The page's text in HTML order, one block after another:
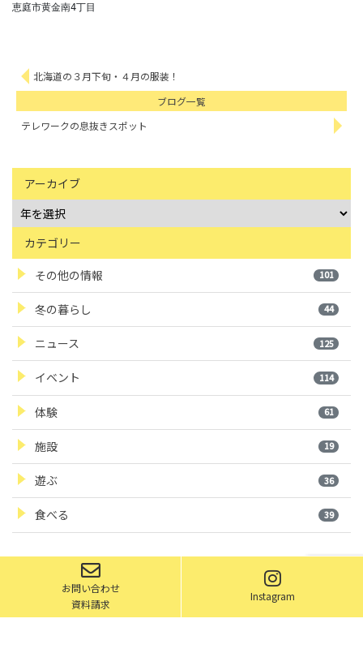
恵庭市黄金南4丁目
北海道の３月下旬・４月の服装！
ブログ一覧
テレワークの息抜きスポット
アーカイブ
カテゴリー
その他の情報 101
冬の暮らし 44
ニュース 125
イベント 114
体験 61
施設 19
遊ぶ 36
食べる 39
お問い合わせ
資料請求
Instagram